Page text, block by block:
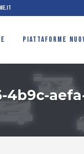
PIATTAFORME
4b9c-